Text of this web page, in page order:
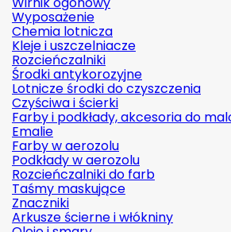
Wyposażenie
Chemia lotnicza
Kleje i uszczelniacze
Rozcieńczalniki
Środki antykorozyjne
Lotnicze środki do czyszczenia
Czyściwa i ścierki
Farby i podkłady, akcesoria do
Emalie
Farby w aerozolu
Podkłady w aerozolu
Rozcieńczalniki do farb
Taśmy maskujące
Znaczniki
Arkusze ścierne i włókniny